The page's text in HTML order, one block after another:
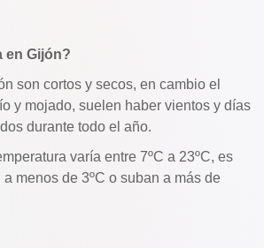
en Gijón?
son cortos y secos, en cambio el
y mojado, suelen haber vientos y días
durante todo el año.
varía entre 7ºC a 23ºC, es
menos de 3ºC o suban a más de